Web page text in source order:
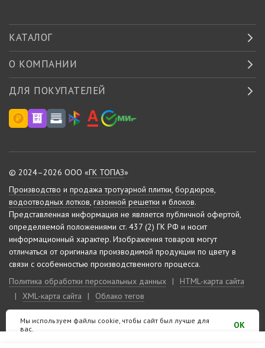
КАТАЛОГ
О КОМПАНИИ
ДЛЯ ПОКУПАТЕЛЕЙ
© 2024–2026 ООО «ГК ТОПАЗ»
Производство и продажа тротуарной плитки, бордюров,
водоотводных лотков, газонной решетки и блоков.
Представленная информация не является публичной офертой,
определяемой положениями ст. 437 (2) ГК РФ и носит
информационный характер. Изображения товаров могут
отличаться от оригинала производимой продукции по цвету в
связи с особенностью производственного процесса.
Политика обработки персональных данных
|
HTML-карта сайта
|
XML-карта сайта | Облако тегов
Сделано на «10-м этаже»
Мы используем файлы cookie, чтобы сайт был лучше для
вас.
OK